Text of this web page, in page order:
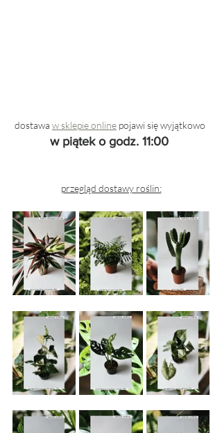
dostawa w sklepie online pojawi się wyjątkowo
w piątek o godz. 11:00
przegląd dostawy roślin: